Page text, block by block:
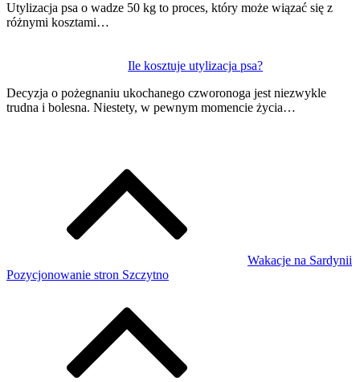
Utylizacja psa o wadze 50 kg to proces, który może wiązać się z
różnymi kosztami…
Ile kosztuje utylizacja psa?
Decyzja o pożegnaniu ukochanego czworonoga jest niezwykle
trudna i bolesna. Niestety, w pewnym momencie życia…
Wakacje na Sardynii
Pozycjonowanie stron Szczytno